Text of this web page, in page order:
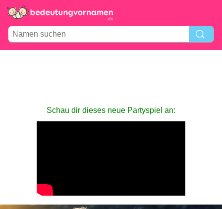
Schau dir dieses neue Partyspiel an: